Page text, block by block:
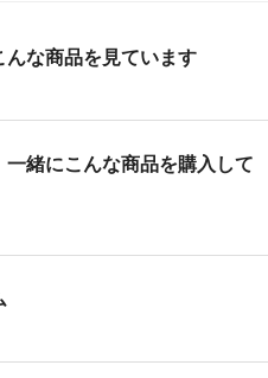
んな商品を見ています
緒にこんな商品を購入して